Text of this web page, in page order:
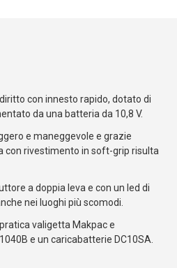
con innesto rapido, dotato di
da una batteria da 10,8 V.
e maneggevole e grazie
con rivestimento in soft-grip risulta
a doppia leva e con un led di
nei luoghi più scomodi.
valigetta Makpac e
e un caricabatterie DC10SA.